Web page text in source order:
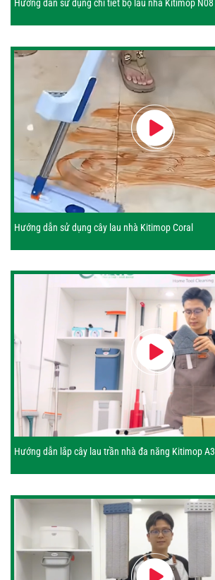
Hướng dẫn sử dụng chi tiết bộ lau nhà Kitimop N08
Hướng dẫn sử dụng cây lau nhà Kitimop Coral
Hướng dẫn lắp cây lau trần nhà đa năng Kitimop A3